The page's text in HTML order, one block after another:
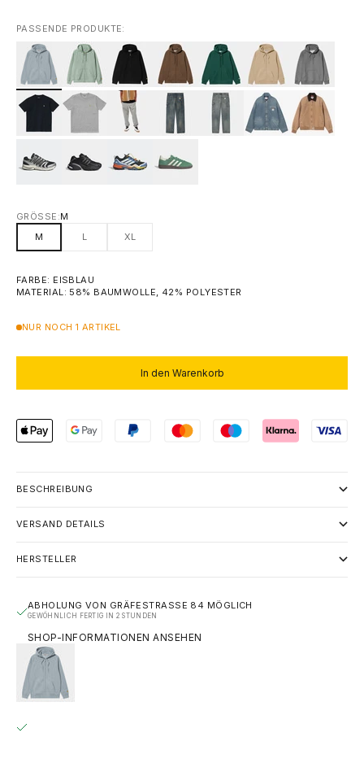
PASSENDE PRODUKTE:
GRÖSSE: M
M
L XL
FARBE: EISBLAU
MATERIAL: 58% BAUMWOLLE, 42% POLYESTER
NUR NOCH 1 ARTIKEL
In den Warenkorb
BESCHREIBUNG
VERSAND DETAILS
HERSTELLER
ABHOLUNG VON GRÄFESTRASSE 84 MÖGLICH
GEWÖHNLICH FERTIG IN 2 STUNDEN
SHOP-INFORMATIONEN ANSEHEN